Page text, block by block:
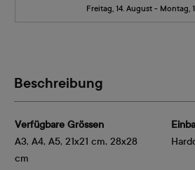
Freitag, 14. August - Montag,
Beschreibung
Verfügbare Grössen
A3, A4, A5, 21x21 cm, 28x28
cm